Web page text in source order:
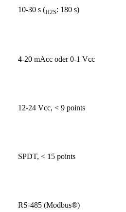
10-30 s (H2S: 180 s)
4-20 mAcc oder 0-1 Vcc
12-24 Vcc, < 9 points
SPDT, < 15 points
RS-485 (Modbus®)